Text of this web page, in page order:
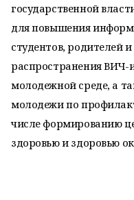
государственной
для повышения
студентов, родителей
распространения ВИЧ-
молодежной среде, а
молодежи по
числе формированию
здоровью и здоровью